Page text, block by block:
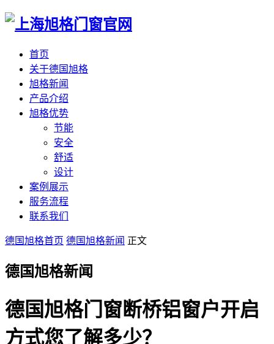
首页
关于德国旭格
旭格新闻
产品介绍
旭格优势
节能
安全
舒适
设计
案例展示
服务流程
联系我们
德国旭格首页 德国旭格新闻 正文
德国旭格新闻
德国旭格门窗断桥铝窗户开启
方式您了解多少？